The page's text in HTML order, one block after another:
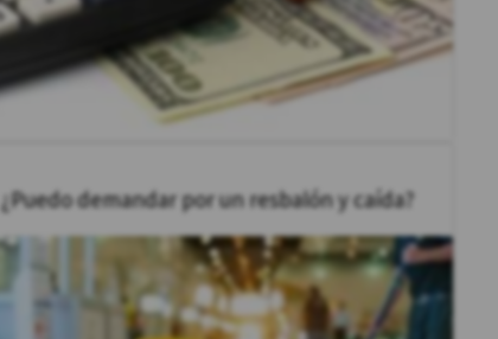
¿Puedo demandar por un resbalón y caída?